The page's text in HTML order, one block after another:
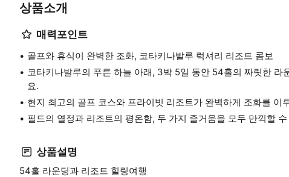
상품소개
매력포인트
골프와 휴식이 완벽한 조화, 코타키나발루 럭셔리 리조트 콤보
코타키나발루의 푸른 하늘 아래, 3박 5일 동안 54홀의 짜릿한 라
요.
현지 최고의 골프 코스와 프라이빗 리조트가 완벽하게 조화를 이
필드의 열정과 리조트의 평온함, 두 가지 즐거움을 모두 만끽할
상품설명
54홀 라운딩과 리조트 힐링여행